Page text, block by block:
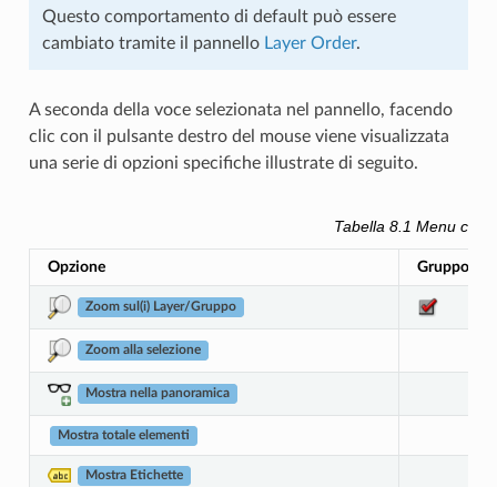
Questo comportamento di default può essere
cambiato tramite il pannello Layer Order.
A seconda della voce selezionata nel pannello, facendo
clic con il pulsante destro del mouse viene visualizzata
una serie di opzioni specifiche illustrate di seguito.
Tabella 8.1Menu
Opzione Gruppo
Zoom sul(i) Layer/Gruppo
Zoom alla selezione
Mostra nella panoramica
Mostra totale elementi
Mostra Etichette